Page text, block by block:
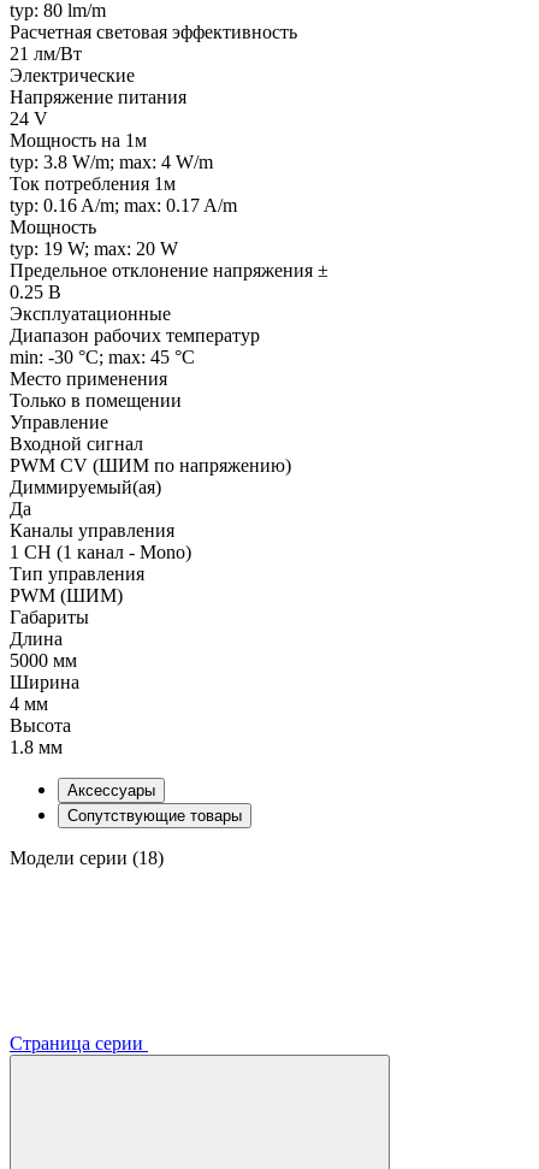
typ: 80 lm/m
Расчетная световая эффективность
21 лм/Вт
Электрические
Напряжение питания
24 V
Мощность на 1м
typ: 3.8 W/m; max: 4 W/m
Ток потребления 1м
typ: 0.16 A/m; max: 0.17 A/m
Мощность
typ: 19 W; max: 20 W
Предельное отклонение напряжения ±
0.25 В
Эксплуатационные
Диапазон рабочих температур
min: -30 °C; max: 45 °C
Место применения
Только в помещении
Управление
Входной сигнал
PWM СV (ШИМ по напряжению)
Диммируемый(ая)
Да
Каналы управления
1 CH (1 канал - Mono)
Тип управления
PWM (ШИМ)
Габариты
Длина
5000 мм
Ширина
4 мм
Высота
1.8 мм
Аксессуары
Сопутствующие товары
Модели серии (18)
Страница серии